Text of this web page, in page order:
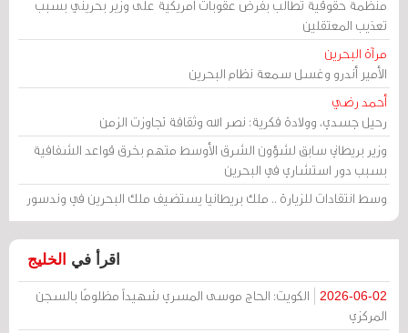
منظمة حقوقية تطالب بفرض عقوبات أمريكية على وزير بحريني بسبب
تعذيب المعتقلين
مرآة البحرين
الأمير أندرو وغسل سمعة نظام البحرين
أحمد رضي
رحيل جسدي، وولادة فكرية: نصر الله وثقافة تجاوزت الزمن
وزير بريطاني سابق لشؤون الشرق الأوسط متهم بخرق قواعد الشفافية
بسبب دور استشاري في البحرين
وسط انتقادات للزيارة .. ملك بريطانيا يستضيف ملك البحرين في وندسور
اقرأ في الخليج
2026-06-02
الكويت: الحاج موسى المسري شهيداً مظلومًا بالسجن
المركزي